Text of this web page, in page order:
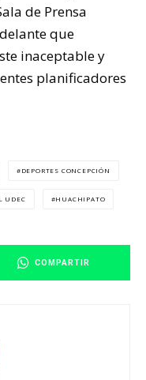
de Prensa
que
inaceptable y
planificadores
DEPORTES CONCEPCIÓN
UDEC HUACHIPATO
COMPARTIR